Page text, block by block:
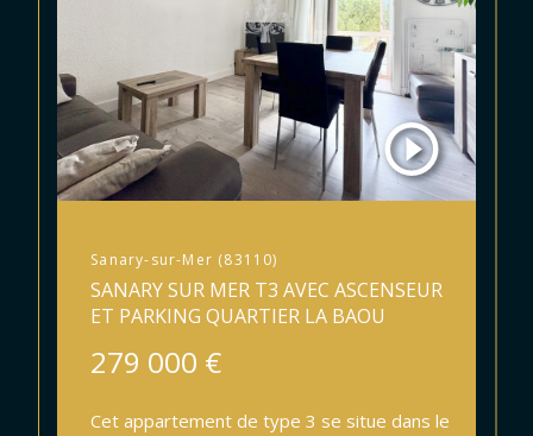
Sanary-sur-Mer (83110)
SANARY SUR MER T3 AVEC ASCENSEUR
ET PARKING QUARTIER LA BAOU
279 000 €
Cet appartement de type 3 se situe dans le